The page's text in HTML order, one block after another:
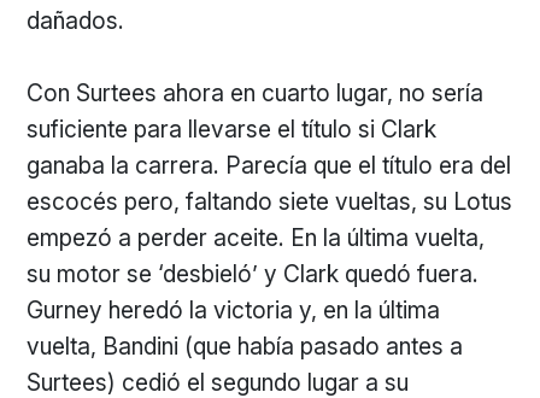
dañados.
Con Surtees ahora en cuarto lugar, no sería
suficiente para llevarse el título si Clark
ganaba la carrera. Parecía que el título era del
escocés pero, faltando siete vueltas, su Lotus
empezó a perder aceite. En la última vuelta,
su motor se ‘desbieló’ y Clark quedó fuera.
Gurney heredó la victoria y, en la última
vuelta, Bandini (que había pasado antes a
Surtees) cedió el segundo lugar a su